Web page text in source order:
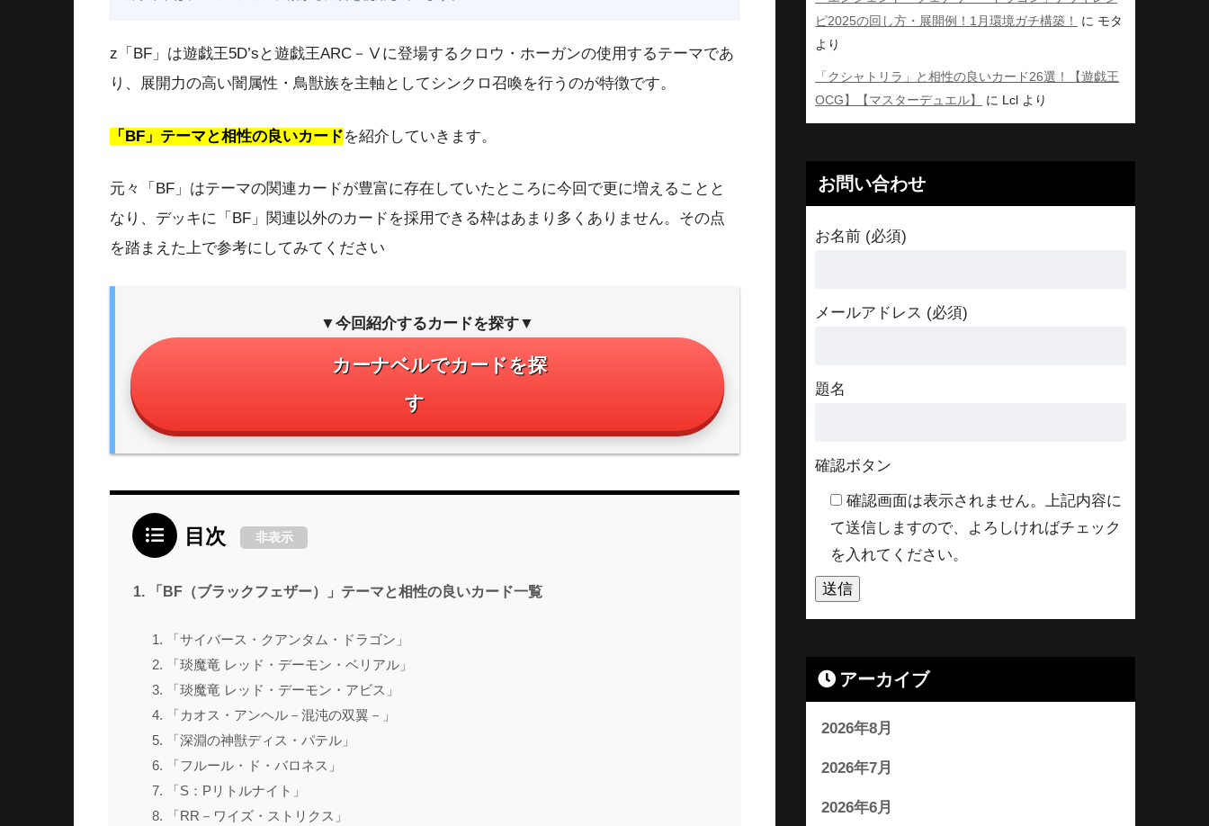
z「BF」は遊戯王5D’sと遊戯王ARC－Ⅴに登場するクロウ・ホーガンの使用するテーマであ
り、展開力の高い闇属性・鳥獣族を主軸としてシンクロ召喚を行うのが特徴です。
「BF」テーマと相性の良いカードを紹介していきます。
元々「BF」はテーマの関連カードが豊富に存在していたところに今回で更に増えることと
なり、デッキに「BF」関連以外のカードを採用できる枠はあまり多くありません。その点
を踏まえた上で参考にしてみてください
▼今回紹介するカードを探す▼
カーナベルでカードを探
す
目次 非表示
「BF（ブラックフェザー）」テーマと相性の良いカード一覧
「サイバース・クアンタム・ドラゴン」
「琰魔竜 レッド・デーモン・ベリアル」
「琰魔竜 レッド・デーモン・アビス」
「カオス・アンヘル－混沌の双翼－」
「深淵の神獣ディス・パテル」
「フルール・ド・バロネス」
「S：Pリトルナイト」
「RR－ワイズ・ストリクス」
ピ2025の回し方・展開例！1月環境ガチ構築！
に モタ
より
「クシャトリラ」と相性の良いカード26選！【遊戯王
OCG】【マスターデュエル】
に Lcl より
お問い合わせ
お名前 (必須)
メールアドレス (必須)
題名
確認ボタン
確認画面は表示されません。上記内容に
て送信しますので、よろしければチェック
を入れてください。
アーカイブ
2026年8月
2026年7月
2026年6月